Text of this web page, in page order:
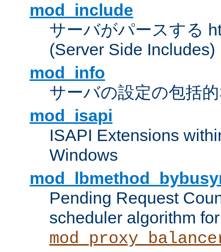
mod_include
サーバがパースする
(Server Side Includes)
mod_info
サーバの設定の包括
mod_isapi
ISAPI Extensions
Windows
Pending Request
scheduler algorithm for